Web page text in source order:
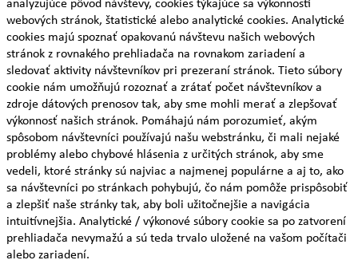
webových stránok, štatistické alebo analytické cookies. Analytické
cookies majú spoznať opakovanú návštevu našich webových
stránok z rovnakého prehliadača na rovnakom zariadení a
sledovať aktivity návštevníkov pri prezeraní stránok. Tieto súbory
cookie nám umožňujú rozoznať a zrátať počet návštevníkov a
zdroje dátových prenosov tak, aby sme mohli merať a zlepšovať
výkonnosť našich stránok. Pomáhajú nám porozumieť, akým
spôsobom návštevníci používajú našu webstránku, či mali nejaké
problémy alebo chybové hlásenia z určitých stránok, aby sme
vedeli, ktoré stránky sú najviac a najmenej populárne a aj to, ako
sa návštevníci po stránkach pohybujú, čo nám pomôže prispôsobiť
a zlepšiť naše stránky tak, aby boli užitočnejšie a navigácia
intuitívnejšia. Analytické / výkonové súbory cookie sa po zatvorení
prehliadača nevymažú a sú teda trvalo uložené na vašom počítači
alebo zariadení.